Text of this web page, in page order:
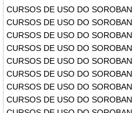
CURSOS DE USO DO
CURSOS DE USO DO
CURSOS DE USO DO
CURSOS DE USO DO
CURSOS DE USO DO
CURSOS DE USO DO
CURSOS DE USO DO
CURSOS DE USO DO